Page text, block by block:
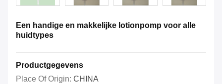
Een handige en makkelijke lotionpomp voor alle
huidtypes
Productgegevens
Place Of Origin: CHINA